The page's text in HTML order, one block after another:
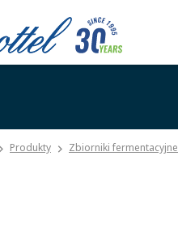
Produkty Zbiorniki fermentacyjne